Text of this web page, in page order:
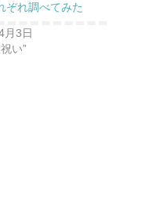
ぞれ調べてみた
月3日
い”